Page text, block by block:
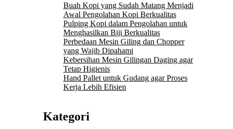
Buah Kopi yang Sudah Matang Menjadi
Awal Pengolahan Kopi Berkualitas
Pulping Kopi dalam Pengolahan untuk
Menghasilkan Biji Berkualitas
Perbedaan Mesin Giling dan Chopper
yang Wajib Dipahami
Kebersihan Mesin Gilingan Daging agar
Tetap Higienis
Hand Pallet untuk Gudang agar Proses
Kerja Lebih Efisien
Kategori